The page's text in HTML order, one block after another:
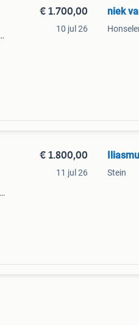
€ 1.700,00
10 jul 26
niek
€ 1.800,00
11 jul 26 Stein